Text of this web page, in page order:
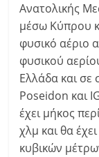
Ανατολικής
μέσω Κύπρου
φυσικό αέριο
φυσικού
Ελλάδα και
Poseidon και
έχει μήκος
χλμ και θα
κυβικών